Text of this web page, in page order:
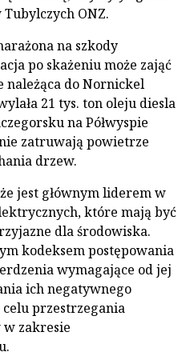
ONZ.
na szkody
po skażeniu może zająć
należąca do Nornickel
21 tys. ton oleju diesla
na Półwyspie
zatruwają powietrze
drzew.
jest głównym liderem w
które mają być
dla środowiska.
kodeksem postępowania
wymagające od jej
ich negatywnego
przestrzegania
zakresie